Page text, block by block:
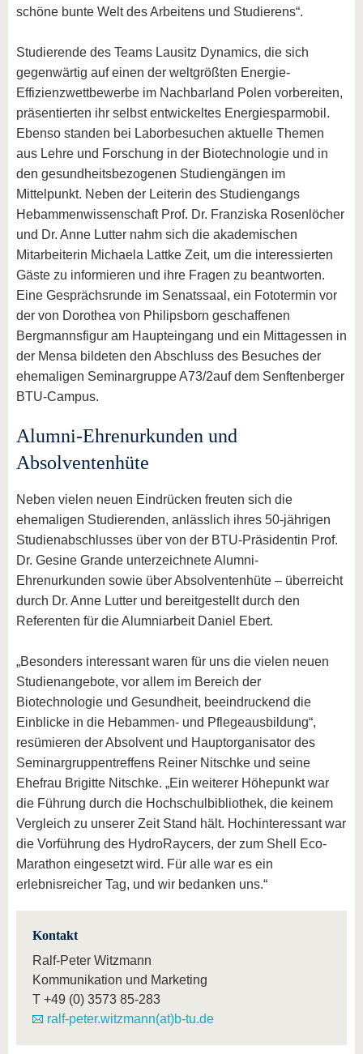
schöne bunte Welt des Arbeitens und Studierens“.
Studierende des Teams Lausitz Dynamics, die sich
gegenwärtig auf einen der weltgrößten Energie-
Effizienzwettbewerbe im Nachbarland Polen vorbereiten,
präsentierten ihr selbst entwickeltes Energiesparmobil.
Ebenso standen bei Laborbesuchen aktuelle Themen
aus Lehre und Forschung in der Biotechnologie und in
den gesundheitsbezogenen Studiengängen im
Mittelpunkt. Neben der Leiterin des Studiengangs
Hebammenwissenschaft Prof. Dr. Franziska Rosenlöcher
und Dr. Anne Lutter nahm sich die akademischen
Mitarbeiterin Michaela Lattke Zeit, um die interessierten
Gäste zu informieren und ihre Fragen zu beantworten.
Eine Gesprächsrunde im Senatssaal, ein Fototermin vor
der von Dorothea von Philipsborn geschaffenen
Bergmannsfigur am Haupteingang und ein Mittagessen in
der Mensa bildeten den Abschluss des Besuches der
ehemaligen Seminargruppe A73/2auf dem Senftenberger
BTU-Campus.
Alumni-Ehrenurkunden und
Absolventenhüte
Neben vielen neuen Eindrücken freuten sich die
ehemaligen Studierenden, anlässlich ihres 50-jährigen
Studienabschlusses über von der BTU-Präsidentin Prof.
Dr. Gesine Grande unterzeichnete Alumni-
Ehrenurkunden sowie über Absolventenhüte – überreicht
durch Dr. Anne Lutter und bereitgestellt durch den
Referenten für die Alumniarbeit Daniel Ebert.
„Besonders interessant waren für uns die vielen neuen
Studienangebote, vor allem im Bereich der
Biotechnologie und Gesundheit, beeindruckend die
Einblicke in die Hebammen- und Pflegeausbildung“,
resümieren der Absolvent und Hauptorganisator des
Seminargruppentreffens Reiner Nitschke und seine
Ehefrau Brigitte Nitschke. „Ein weiterer Höhepunkt war
die Führung durch die Hochschulbibliothek, die keinem
Vergleich zu unserer Zeit Stand hält. Hochinteressant war
die Vorführung des HydroRaycers, der zum Shell Eco-
Marathon eingesetzt wird. Für alle war es ein
erlebnisreicher Tag, und wir bedanken uns.“
Kontakt
Ralf-Peter Witzmann
Kommunikation und Marketing
T +49 (0) 3573 85-283
ralf-peter.witzmann(at)b-tu.de